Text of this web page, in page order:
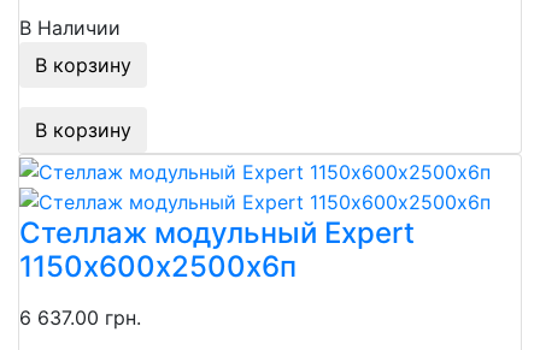
В Наличии
В корзину
В корзину
Стеллаж модульный Expert
1150х600х2500х6п
6 637.00 грн.